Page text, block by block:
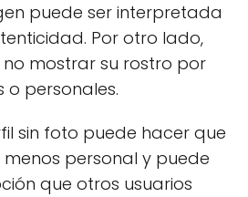
puede ser interpretada
Por otro lado,
mostrar su rostro por
o personales.
sin foto puede hacer que
personal y puede
que otros usuarios